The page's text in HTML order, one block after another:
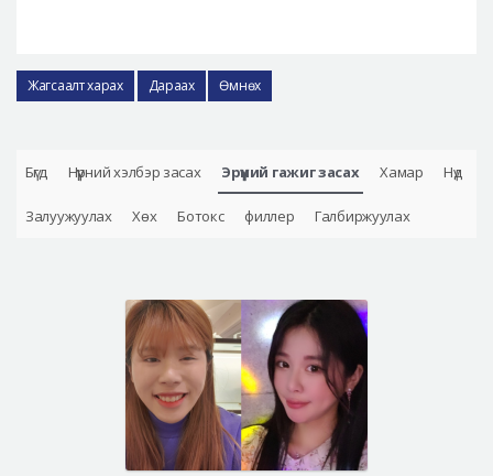
Жагсаалт харах Дараах Өмнөх
Бүгд Нүүрний хэлбэр засах Эрүүний гажиг засах Хамар Нүд
Залуужуулах Хөх Ботокс филлер Галбиржуулах